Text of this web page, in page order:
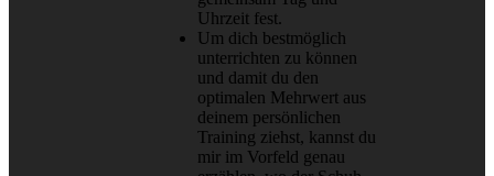
Uhrzeit fest.
Um dich bestmöglich
unterrichten zu können
und damit du den
optimalen Mehrwert aus
deinem persönlichen
Training ziehst, kannst du
mir im Vorfeld genau